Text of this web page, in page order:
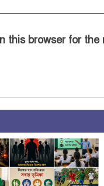
this browser for the